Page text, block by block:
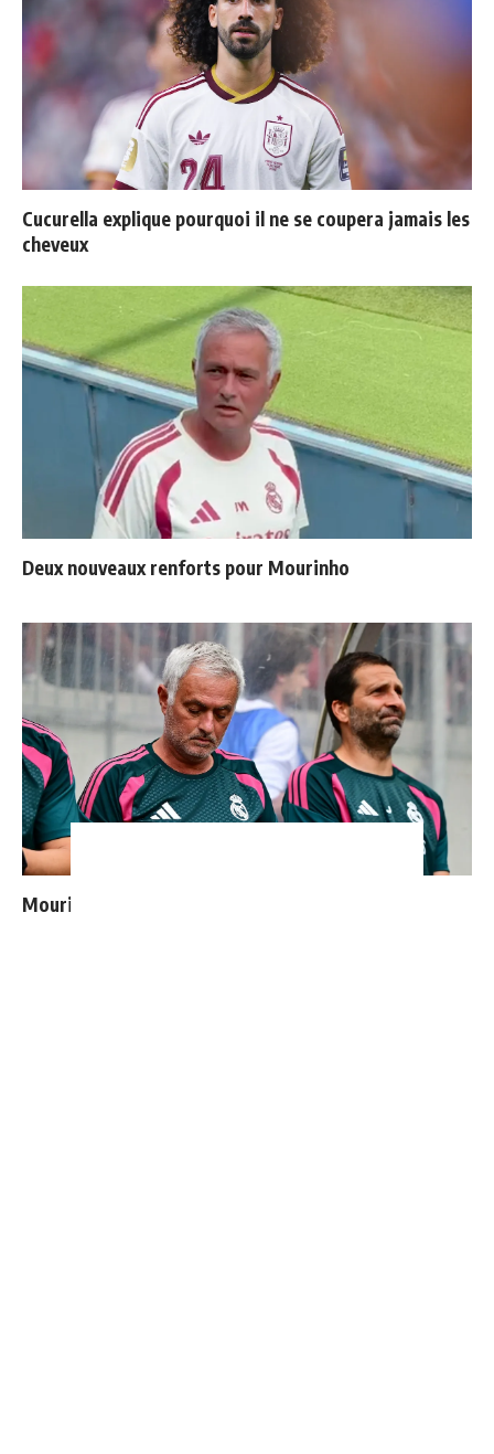
Cucurella explique pourquoi il ne se coupera jamais les
cheveux
Deux nouveaux renforts pour Mourinho
Mourinho : "J’ai vu un Real Madrid à 3 visages"